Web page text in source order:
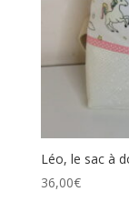
Léo, le sac à
36,00€